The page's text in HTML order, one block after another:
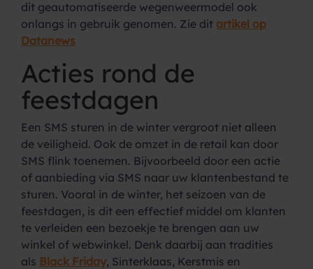
dit geautomatiseerde wegenweermodel ook
onlangs in gebruik genomen. Zie dit artikel op
Datanews
Acties rond de
feestdagen
Een SMS sturen in de winter vergroot niet alleen
de veiligheid. Ook de omzet in de retail kan door
SMS flink toenemen. Bijvoorbeeld door een actie
of aanbieding via SMS naar uw klantenbestand te
sturen. Vooral in de winter, het seizoen van de
feestdagen, is dit een effectief middel om klanten
te verleiden een bezoekje te brengen aan uw
winkel of webwinkel. Denk daarbij aan tradities
als Black Friday, Sinterklaas, Kerstmis en